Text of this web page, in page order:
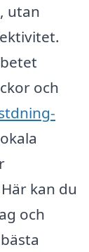
utan
och
kan du
och